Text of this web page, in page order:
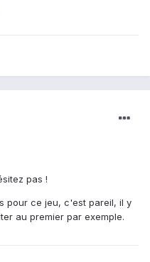
pas !
pour ce jeu, c'est pareil, il y
au premier par exemple.